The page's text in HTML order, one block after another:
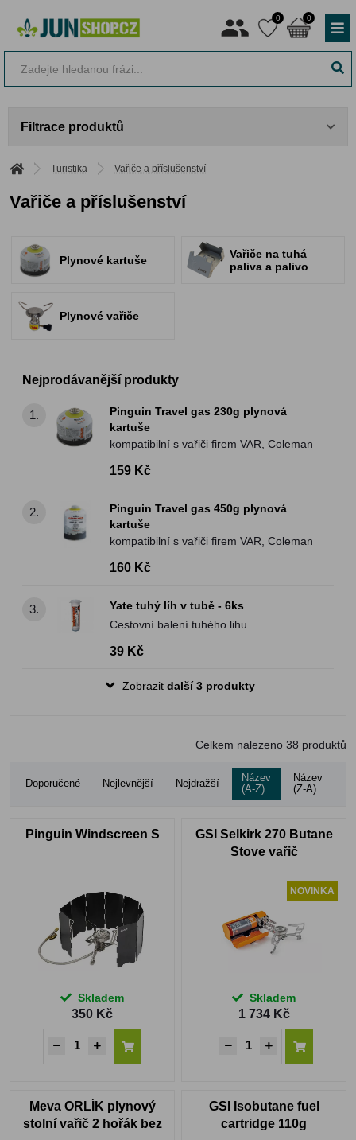
0 0
Filtrace produktů
Turistika Vařiče a příslušenství
Vařiče a příslušenství
Plynové kartuše
Vařiče na tuhá
paliva a palivo
Plynové vařiče
Nejprodávanější produkty
1.
Pinguin Travel gas 230g plynová
kartuše
kompatibilní s vařiči firem VAR, Coleman
159 Kč
2.
Pinguin Travel gas 450g plynová
kartuše
kompatibilní s vařiči firem VAR, Coleman
160 Kč
3.
Yate tuhý líh v tubě - 6ks
Cestovní balení tuhého lihu
39 Kč
Zobrazit další 3 produkty
Celkem nalezeno 38 produktů
Doporučené Nejlevnější Nejdražší
Název
(A-Z)
Název
(Z-A)
Pinguin Windscreen S
Skladem
350 Kč
GSI Selkirk 270 Butane
Stove vařič
NOVINKA
Skladem
1 734 Kč
Meva ORLÍK plynový
stolní vařič 2 hořák bez
GSI Isobutane fuel
cartridge 110g